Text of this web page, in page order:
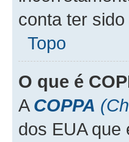
conta ter
Topo
O que é
A COPPA
dos EUA que